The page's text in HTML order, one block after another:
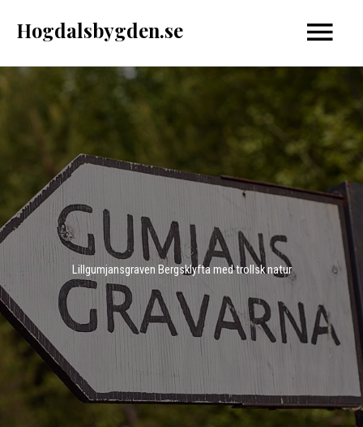
Hogdalsbygden.se
Lillgumjansgraven Bergsklyfta med trollsk natur